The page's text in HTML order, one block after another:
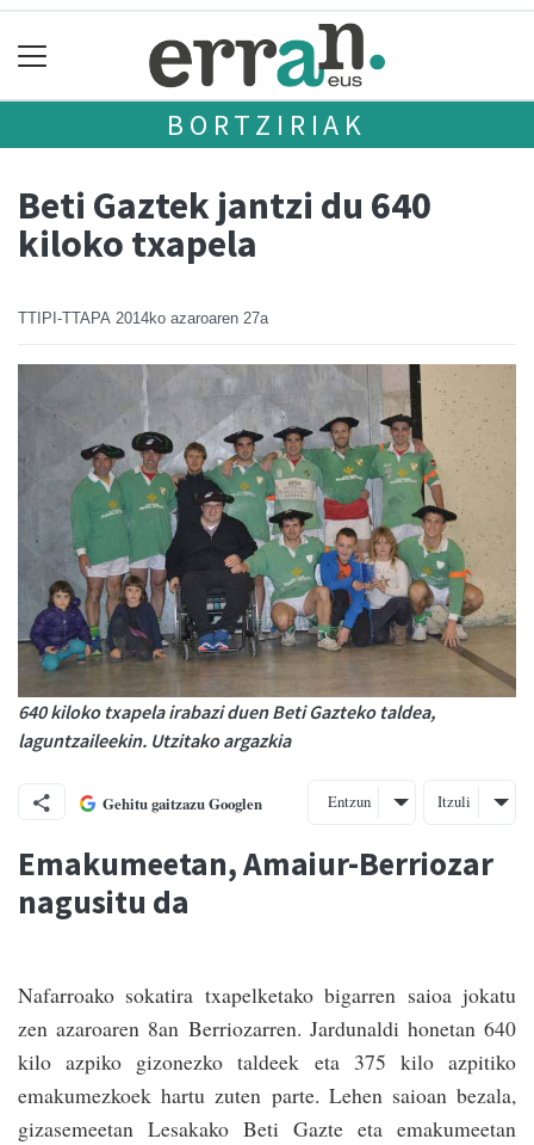
BORTZIRIAK
Beti Gaztek jantzi du 640
kiloko txapela
TTIPI-TTAPA 2014ko azaroaren 27a
640 kiloko txapela irabazi duen Beti Gazteko taldea,
laguntzaileekin. Utzitako argazkia
Gehitu gaitzazu Googlen Entzun Itzuli
Emakumeetan, Amaiur-Berriozar
nagusitu da
Nafarroako sokatira txapelketako bigarren saioa jokatu
zen azaroaren 8an Berrioza­rren. Jardunaldi honetan 640
kilo azpiko gizonezko taldeek eta 375 kilo azpitiko
emakumezkoek har­tu zuten parte. Lehen saioan bezala,
giza­semeetan Lesakako Beti Gazte eta emakumeetan